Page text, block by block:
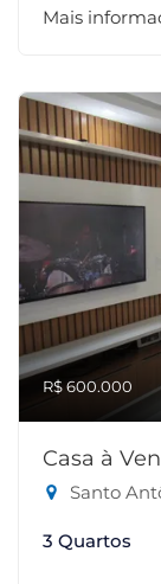
Mais
R$ 600.000
Casa à
Santo
3 Quartos